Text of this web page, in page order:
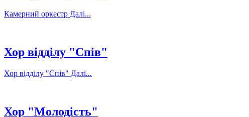
Камерний оркестр Далі...
Хор відділу "Спів"
Хор відділу "Спів" Далі...
Хор "Молодість"